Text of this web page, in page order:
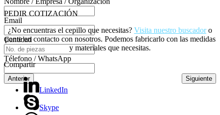
Email
Cantidad
Télefono / WhatsApp
Anterior Siguiente
PEDIR COTIZACIÓN
¿No encuentras el cepillo que necesitas? Visita nuestro buscadoro
ponte en contacto con nosotros. Podemos fabricarlo con las medidas
y materiales que necesitas.
Compartir
LinkedIn
Skype